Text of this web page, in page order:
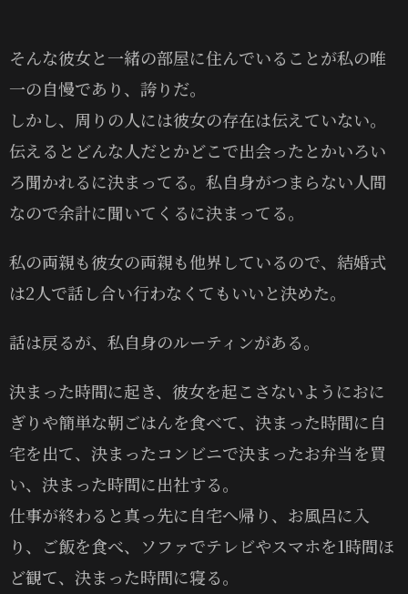
そんな彼女と一緒の部屋に住んでいることが私の唯
一の自慢であり、誇りだ。
しかし、周りの人には彼女の存在は伝えていない。
伝えるとどんな人だとかどこで出会ったとかいろい
ろ聞かれるに決まってる。私自身がつまらない人間
なので余計に聞いてくるに決まってる。
私の両親も彼女の両親も他界しているので、結婚式
は2人で話し合い行わなくてもいいと決めた。
話は戻るが、私自身のルーティンがある。
決まった時間に起き、彼女を起こさないようにおに
ぎりや簡単な朝ごはんを食べて、決まった時間に自
宅を出て、決まったコンビニで決まったお弁当を買
い、決まった時間に出社する。
仕事が終わると真っ先に自宅へ帰り、お風呂に入
り、ご飯を食べ、ソファでテレビやスマホを1時間ほ
ど観て、決まった時間に寝る。